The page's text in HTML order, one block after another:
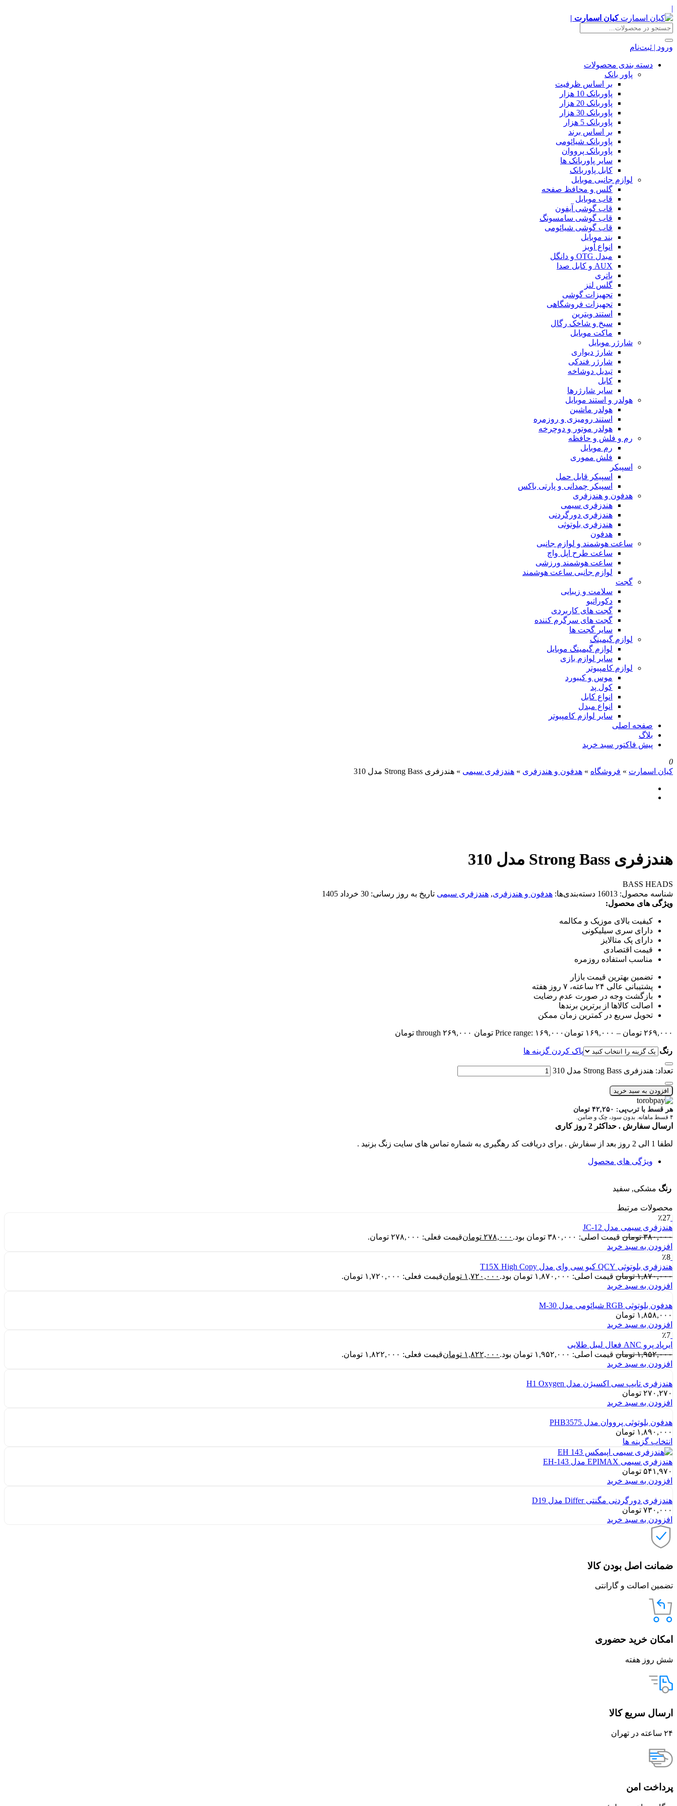
|
کیان اسمارت |
ورود | ثبت‌نام
دسته بندی محصولات
پاور بانک
بر اساس ظرفیت
پاوربانک 10 هزار
پاوربانک 20 هزار
پاوربانک 30 هزار
پاوربانک 5 هزار
بر اساس برند
پاوربانک شیائومی
پاوربانک پرووان
سایر پاوربانک ها
کابل پاوربانک
لوازم جانبی موبایل
گلس و محافظ صفحه
قاب موبایل
قاب گوشی آیفون
قاب گوشی سامسونگ
قاب گوشی شیائومی
بند موبایل
انواع آویز
مبدل OTG و دانگل
AUX و کابل صدا
باتری
گلس لنز
تجهیزات گوشی
تجهیزات فروشگاهی
استند ویترین
سیخ و شاخک رگال
ماکت موبایل
شارژر موبایل
شارژ دیواری
شارژر فندکی
تبدیل دوشاخه
کابل
سایر شارژرها
هولدر و استند موبایل
هولدر ماشین
استند رومیزی و روزمره
هولدر موتور و دوچرخه
رم و فلش و حافظه
رم موبایل
فلش مموری
اسپیکر
اسپیکر قابل حمل
اسپیکر چمدانی و پارتی باکس
هدفون و هندزفری
هندزفری سیمی
هندزفری دورگردنی
هندزفری بلوتوثی
هدفون
ساعت هوشمند و لوازم جانبی
ساعت طرح اپل واچ
ساعت هوشمند ورزشی
لوازم جانبی ساعت هوشمند
گجت
سلامت و زیبایی
دکوراتیو
گجت های کاربردی
گجت های سرگرم کننده
سایر گجت ها
لوازم گیمینگ
لوازم گیمینگ موبایل
سایر لوازم بازی
لوازم کامپیوتر
موس و کیبورد
کول پد
انواع کابل
انواع مبدل
سایر لوازم کامپیوتر
صفحه اصلی
بلاگ
پیش فاکتور سبد خرید
0
کیان اسمارت » فروشگاه » هدفون و هندزفری » هندزفری سیمی » هندزفری Strong Bass مدل 310
هندزفری Strong Bass مدل 310
BASS HEADS
شناسه محصول: 16013 دسته‌بندی‌ها: هدفون و هندزفری, هندزفری سیمی تاریخ به روز رسانی: 30 خرداد 1405
ویژگی های محصول:
کیفیت بالای موزیک و مکالمه
دارای سری سیلیکونی
دارای پک متالایز
قیمت اقتصادی
مناسب استفاده روزمره
تضمین بهترین قیمت بازار
پشتیبانی عالی ۲۴ ساعته، ۷ روز هفته
بازگشت وجه در صورت عدم رضایت
اصالت کالاها از برترین برندها
تحویل سریع در کمترین زمان ممکن
۲۶۹,۰۰۰ تومان – ۱۶۹,۰۰۰ تومان Price range: ۱۶۹,۰۰۰ تومان through ۲۶۹,۰۰۰ تومان
رنگ پاک کردن گزینه ها
تعداد: هندزفری Strong Bass مدل 310
افزودن به سبد خرید
هر قسط با ترب‌پی: ۴۲,۲۵۰ تومان
۴ قسط ماهانه. بدون سود، چک و ضامن.
ارسال سفارش . حداکثر 2 روز کاری
لطفا 1 الی 2 روز بعد از سفارش . برای دریافت کد رهگیری به شماره تماس های سایت زنگ بزنید .
ویژگی های محصول
رنگ مشکی, سفید
محصولات مرتبط
٪27
هندزفری سیمی مدل JC-12
۳۸۰,۰۰۰ تومان قیمت اصلی: ۳۸۰,۰۰۰ تومان بود. ۲۷۸,۰۰۰ تومانقیمت فعلی: ۲۷۸,۰۰۰ تومان.
افزودن به سبد خرید
٪8
هندزفری بلوتوثی QCY کیو سی وای مدل T15X High Copy
۱,۸۷۰,۰۰۰ تومان قیمت اصلی: ۱,۸۷۰,۰۰۰ تومان بود. ۱,۷۲۰,۰۰۰ تومانقیمت فعلی: ۱,۷۲۰,۰۰۰ تومان.
افزودن به سبد خرید
هدفون بلوتوثی RGB شیائومی مدل M-30
۱,۸۵۸,۰۰۰ تومان
افزودن به سبد خرید
٪7
ایرپاد پرو ANC فعال لیبل طلایی
۱,۹۵۲,۰۰۰ تومان قیمت اصلی: ۱,۹۵۲,۰۰۰ تومان بود. ۱,۸۲۲,۰۰۰ تومانقیمت فعلی: ۱,۸۲۲,۰۰۰ تومان.
افزودن به سبد خرید
هندزفری تایپ سی اکسیژن مدل H1 Oxygen
۲۷۰,۲۷۰ تومان
افزودن به سبد خرید
هدفون بلوتوثی پرووان مدل PHB3575
۱,۸۹۰,۰۰۰ تومان
انتخاب گزینه ها
هندزفری سیمی EPIMAX مدل EH-143
۵۴۱,۹۷۰ تومان
افزودن به سبد خرید
هندزفری دورگردنی مگنتی Differ مدل D19
۷۳۰,۰۰۰ تومان
افزودن به سبد خرید
ضمانت اصل بودن کالا
تضمین اصالت و گارانتی
امکان خرید حضوری
شش روز هفته
ارسال سریع کالا
۲۴ ساعته در تهران
پرداخت امن